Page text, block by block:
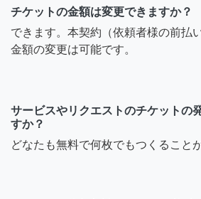
チケットの金額は変更できますか？
できます。本契約（依頼者様の前払
金額の変更は可能です。
サービスやリクエストのチケットの
すか？
どなたも無料で何枚でもつくること